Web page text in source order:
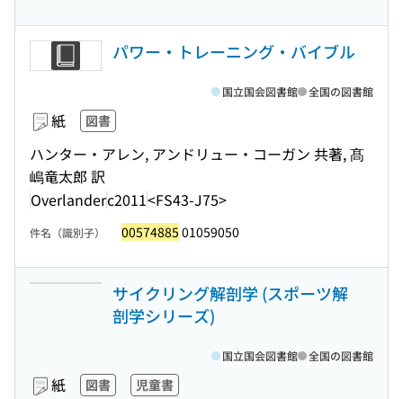
パワー・トレーニング・バイブル
紙 図書
ハンター・アレン, アンドリュー・コーガン 共著, 髙
嶋竜太郎 訳
Overlanderc2011<FS43-J75>
国立国会図書館 全国の図書館
件名（識別子） 00574885 01059050
サイクリング解剖学 (スポーツ解
剖学シリーズ)
紙 図書 児童書
国立国会図書館 全国の図書館